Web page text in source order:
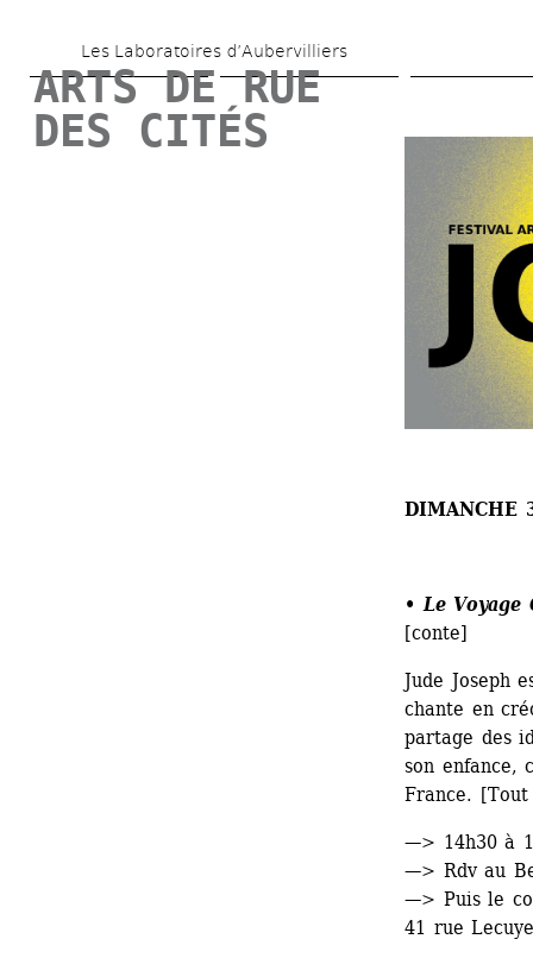
au
contenu
principal
Les Laboratoires d’Aubervilliers
ARTS DE RUE
DES CITÉS
DIMANCHE
• Le Voyage
[conte]
Jude Joseph
chante en
partage des
son enfance,
France.
—> 14h30 à
—> Rdv au
—> Puis le
41 rue